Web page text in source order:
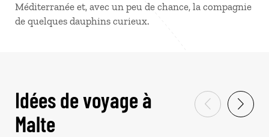
Méditerranée et, avec un peu de chance, la compagnie
de quelques dauphins curieux.
Idées de voyage à
Malte